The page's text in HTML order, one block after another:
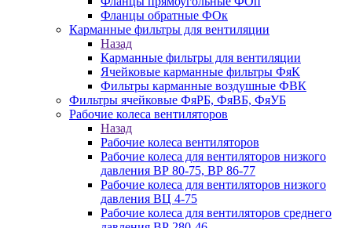
Фланцы обратные ФОк
Карманные фильтры для вентиляции
Назад
Карманные фильтры для вентиляции
Ячейковые карманные фильтры ФяК
Фильтры карманные воздушные ФВК
Фильтры ячейковые ФяРБ, ФяВБ, ФяУБ
Рабочие колеса вентиляторов
Назад
Рабочие колеса вентиляторов
Рабочие колеса для вентиляторов низкого
давления ВР 80-75, ВР 86-77
Рабочие колеса для вентиляторов низкого
давления ВЦ 4-75
Рабочие колеса для вентиляторов среднего